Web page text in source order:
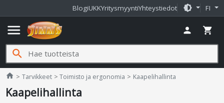
BlogiUKKYritysmyyntiYhteystiedot brightness_medium FI
menu person shopping_cart
search
home Jimms.fi
Tarvikkeet Toimisto ja ergonomia Kaapelihallinta
Kaapelihallinta